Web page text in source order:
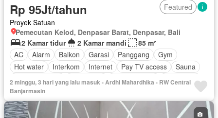
Rp 95Jt/tahun
Featured
Proyek Satuan
Pemecutan Kelod, Denpasar Barat, Denpasar, Bali
2 Kamar tidur
2 Kamar mandi
85 m²
AC
Alarm Balkon Garasi Panggang
Gym
Hot water
Interkom Internet Pay TV access
Sauna
Secure parking
Keamanan Kolam renang
Telephone
Televisi
2 minggu, 3 hari yang lalu masuk - Ardhi Mahardhika - RW Central
Banjarmasin